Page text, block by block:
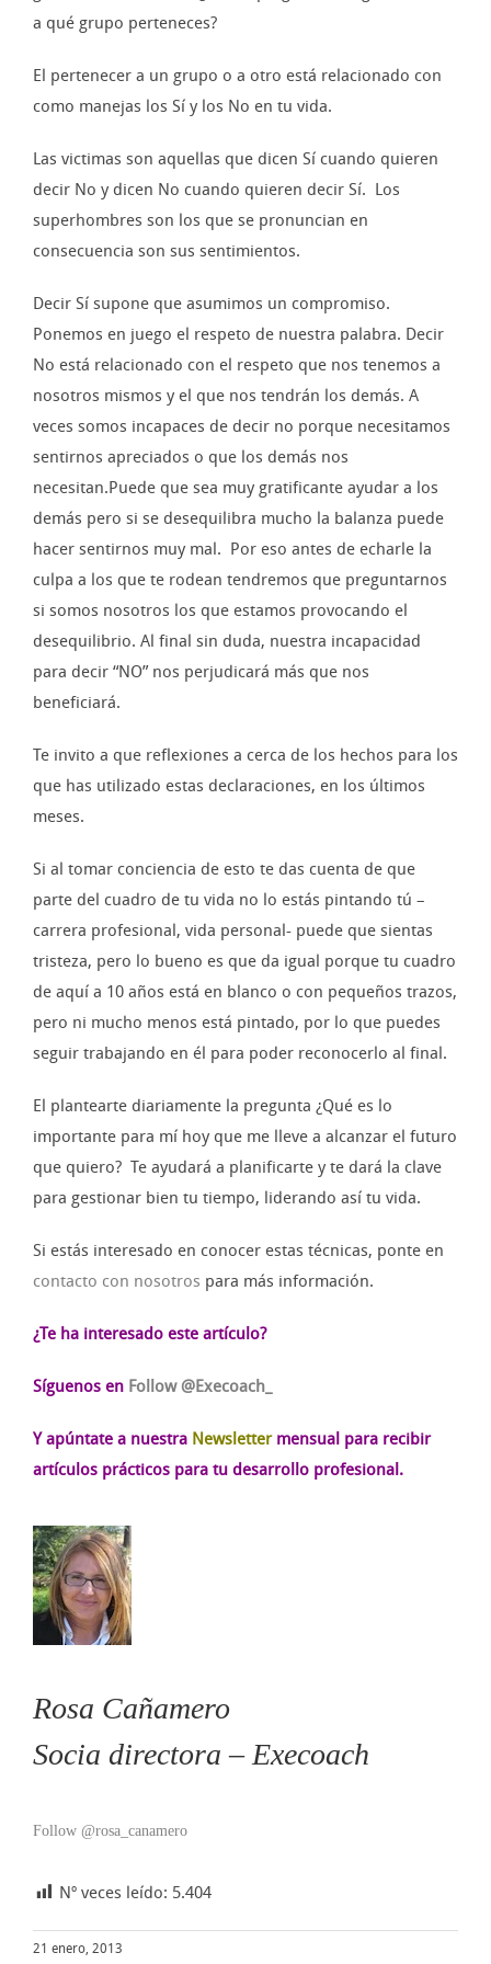
a qué grupo perteneces?
El pertenecer a un grupo o a otro está relacionado con
como manejas los Sí y los No en tu vida.
Las victimas son aquellas que dicen Sí cuando quieren
decir No y dicen No cuando quieren decir Sí. Los
superhombres son los que se pronuncian en
consecuencia son sus sentimientos.
Decir Sí supone que asumimos un compromiso.
Ponemos en juego el respeto de nuestra palabra. Decir
No está relacionado con el respeto que nos tenemos a
nosotros mismos y el que nos tendrán los demás. A
veces somos incapaces de decir no porque necesitamos
sentirnos apreciados o que los demás nos
necesitan.Puede que sea muy gratificante ayudar a los
demás pero si se desequilibra mucho la balanza puede
hacer sentirnos muy mal. Por eso antes de echarle la
culpa a los que te rodean tendremos que preguntarnos
si somos nosotros los que estamos provocando el
desequilibrio. Al final sin duda, nuestra incapacidad
para decir “NO” nos perjudicará más que nos
beneficiará.
Te invito a que reflexiones a cerca de los hechos para los
que has utilizado estas declaraciones, en los últimos
meses.
Si al tomar conciencia de esto te das cuenta de que
parte del cuadro de tu vida no lo estás pintando tú –
carrera profesional, vida personal- puede que sientas
tristeza, pero lo bueno es que da igual porque tu cuadro
de aquí a 10 años está en blanco o con pequeños trazos,
pero ni mucho menos está pintado, por lo que puedes
seguir trabajando en él para poder reconocerlo al final.
El plantearte diariamente la pregunta ¿Qué es lo
importante para mí hoy que me lleve a alcanzar el futuro
que quiero? Te ayudará a planificarte y te dará la clave
para gestionar bien tu tiempo, liderando así tu vida.
Si estás interesado en conocer estas técnicas, ponte en
contacto con nosotros para más información.
¿Te ha interesado este artículo?
Síguenos en Follow @Execoach_
Y apúntate a nuestra Newslettermensual para recibir
artículos prácticos para tu desarrollo profesional.
Rosa Cañamero
Socia directora – Execoach
Follow @rosa_canamero
Nº veces leído: 5.404
21 enero, 2013